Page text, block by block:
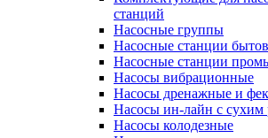
станций
Насосные группы
Насосные станции
Насосные станции
Насосы вибрационные
Насосы дренажные и
Насосы ин-лайн с сухим
Насосы колодезные